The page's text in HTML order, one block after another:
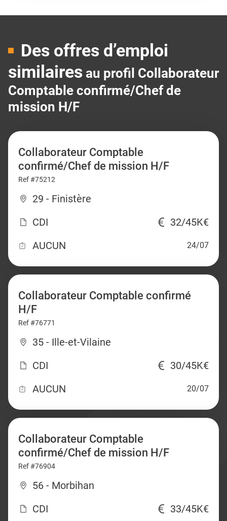
Des offres d’emploi
similaires au profil Collaborateur
Comptable confirmé/Chef de
mission H/F
Collaborateur Comptable
confirmé/Chef de mission H/F
Ref #75212
29 - Finistère
CDI
32/45K€
AUCUN
24/07
Collaborateur Comptable confirmé
H/F
Ref #76771
35 - Ille-et-Vilaine
CDI
30/45K€
AUCUN
20/07
Collaborateur Comptable
confirmé/Chef de mission H/F
Ref #76904
56 - Morbihan
CDI
33/45K€